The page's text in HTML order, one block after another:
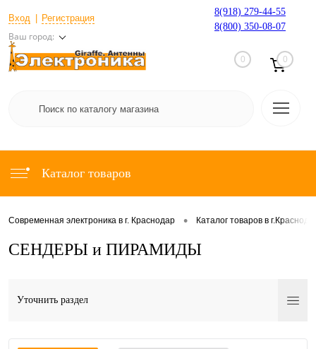
Вход Регистрация
Ваш город:
8(918) 279-44-55
8(800) 350-08-07
0 0
Каталог товаров
Современная электроника в г. Краснодар • Каталог товаров в
СЕНДЕРЫ и ПИРАМИДЫ
Уточнить раздел